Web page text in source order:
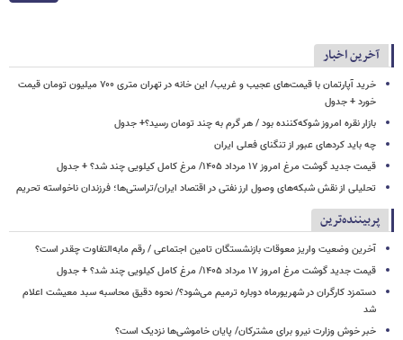
آخرین اخبار
خرید آپارتمان با قیمت‌های عجیب و غریب/ این خانه در تهران متری ۷۰۰ میلیون تومان قیمت
خورد + جدول
بازار نقره امروز شوکه‌کننده بود / هر گرم به چند تومان رسید؟+ جدول
چه باید کردهای عبور از تنگنای فعلی ایران
قیمت جدید گوشت مرغ امروز ۱۷ مرداد ۱۴۰۵/ مرغ کامل کیلویی چند شد؟ + جدول
تحلیلی از نقش شبکه‌های وصول ارز نفتی در اقتصاد ایران/تراستی‌ها؛ فرزندان ناخواسته تحریم
پربیننده‌ترین
آخرین وضعیت واریز معوقات بازنشستگان تامین اجتماعی / رقم مابه‌التفاوت چقدر است؟
قیمت جدید گوشت مرغ امروز ۱۷ مرداد ۱۴۰۵/ مرغ کامل کیلویی چند شد؟ + جدول
دستمزد کارگران در شهریورماه دوباره ترمیم می‌شود؟/ نحوه دقیق محاسبه سبد معیشت اعلام
شد
خبر خوش وزارت نیرو برای مشترکان/ پایان خاموشی‌ها نزدیک است؟